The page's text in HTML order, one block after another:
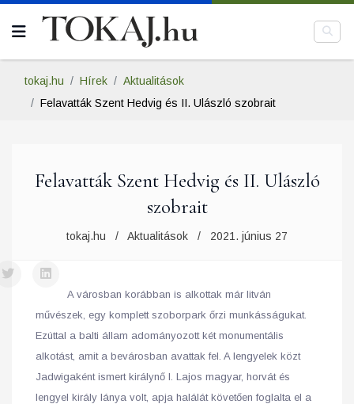
tokaj.hu Hírek
Aktualitások
Felavatták Szent Hedvig és II. Ulászló szobrait
Felavatták Szent Hedvig és II. Ulászló
szobrait
tokaj.hu Aktualitások 2021. június 27
A városban korábban is alkottak már litván
művészek, egy komplett szoborpark őrzi munkásságukat.
Ezúttal a balti állam adományozott két monumentális
alkotást, amit a bevárosban avattak fel. A lengyelek közt
Jadwigaként ismert királynő I. Lajos magyar, horvát és
lengyel király lánya volt, apja halálát követően foglalta el a